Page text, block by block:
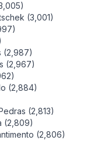
(3,001)
(2,987)
(2,967)
(2,884)
(2,813)
(2,809)
(2,806)